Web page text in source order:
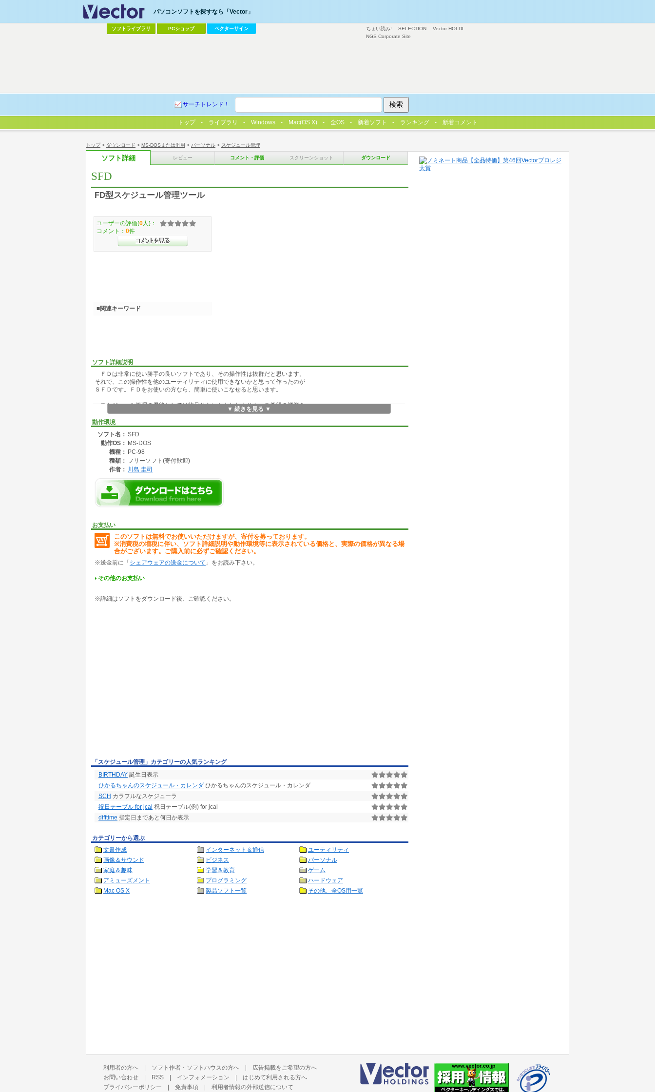
トップ> ダウンロード > MS-DOSまたは汎用 > パーソナル > スケジュール管理
ソフト詳細 レビュー コメント・評価 スクリーンショット ダウンロード
SFD
FD型スケジュール管理ツール
ソフト詳細説明
ＦＤは非常に使い勝手の良いソフトであり、その操作性は抜群だと思います。
それで、この操作性を他のユーティリティに使用できないかと思って作ったのが
ＳＦＤです。ＦＤをお使いの方なら、簡単に使いこなせると思います。
スケジュール管理の機能としては物足りないかもしれません。ご希望の機能を
メール等でお知らせ下さい。対応できるものは対応いたします。
１．エディット（データの修正）
検索に便利なようにﾌﾘｶﾞﾅや電話番号は全角で入力しても半角で処理します。
２．ソート
スケジュール名（ﾌﾘｶﾞﾅ），場所，相手，重要度，問い合わせ電話番号，
マーク，登録順で順・逆どちらでもソートできます。
３．検索
データに含まれる文字列で検索が出来ます。検索で一致したデータは、マー
４．削除
データを削除します。
５．アウトプット
データをテキストファイルにします。ファイル名を PRN にすると印刷します。
新規のデータを入力します。
▼ 続きを見る ▼
動作環境
ソフト名： SFD
動作OS： MS-DOS
機種： PC-98
種類： フリーソフト(寄付歓迎)
作者：
川島 圭司
お支払い
このソフトは無料でお使いいただけますが、寄付を募っております。
※消費税の増税に伴い、ソフト詳細説明や動作環境等に表示されている価格と、実際の価格が異なる場
合がございます。ご購入前に必ずご確認ください。
※送金前に「 シェアウェアの送金について 」をお読み下さい。
その他のお支払い
※詳細はソフトをダウンロード後、ご確認ください。
ユーザーの評価(0 人)：
コメント： 0件
■関連キーワード
「スケジュール管理」カテゴリーの人気ランキング
BIRTHDAY 誕生日表示
ひかるちゃんのスケジュール・カレンダ ひかるちゃんのスケジュール・カレンダ
SCH カラフルなスケジューラ
祝日テーブル for jcal 祝日テーブル(例) for jcal
difftime 指定日まであと何日か表示
カテゴリーから選ぶ
文書作成
インターネット＆通信
ユーティリティ
画像＆サウンド
ビジネス
パーソナル
家庭＆趣味
学習＆教育
ゲーム
アミューズメント
プログラミング
ハードウェア
Mac OS X
製品ソフト一覧 その他、全OS用一覧
ちょい読み! SELECTION
Vector HOLDI
NGS Corporate Site
パソコンソフトを探すなら「Vector」
ソフトライブラリ PCショップ ベクターサイン
サーチトレンド！
トップ ライブラリ Windows Mac(OS X) 全OS 新着ソフト ランキング 新着コメント
利用者の方へ | ソフト作者・ソフトハウスの方へ | 広告掲載をご希望の方へ
お問い合わせ | RSS | インフォメーション | はじめて利用される方へ
プライバシーポリシー | 免責事項 | 利用者情報の外部送信について